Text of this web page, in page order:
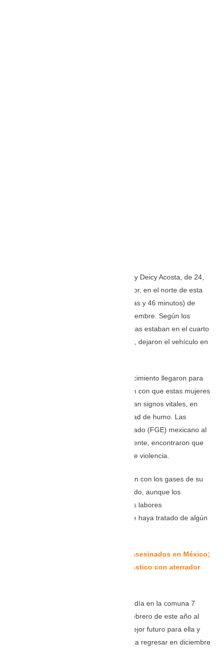
Jacqueline Restrepo Díaz, de 22 años, y Deicy Acosta, de 24,
se encontraban dentro del motel Parador, en el norte de esta
ciudad ubicada a 129 kilómetros (2 horas y 46 minutos) de
Ciudad de México el pasado 19 de noviembre. Según los
medios de comunicación mexicanos, ellas estaban en el cuarto
con música a alto volumen y, al parecer, dejaron el vehículo en
Cuando los empleados de este establecimiento llegaron para
solicitarles la habitación, se encontraron con que estas mujeres
y el hombre con el que estaban no tenían signos vitales, en
medio de un cuarto con una alta cantidad de humo. Las
unidades de la Fiscalía General del Estado (FGE) mexicano al
hacer la inspección judicial correspondiente, encontraron que
ninguno de los fallecidos tenía signos de violencia.
La primera versión es que se intoxicaron con los gases de su
propio vehículo, en medio de un descuido, aunque los
investigadores judiciales avanzan en las labores
correspondientes para descartar que se haya tratado de algún
Tres colombianos fueron asesinados en México;
sus cuerpos fueron envueltos en plástico con aterrador
Los familiares de Jacqueline, quien residía en la comuna 7
(Robledo), indicaron que ella viajó en febrero de este año al
país norteamericano para buscar un mejor futuro para ella y
para su hijo de cuatro años y su idea era regresar en diciembre